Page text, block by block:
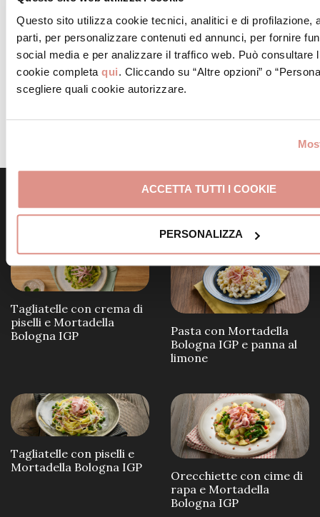
Questo sito utilizza cookie tecnici, analitici e di profilazione,
parti, per personalizzare contenuti ed annunci, per fornire
social media e per analizzare il traffico web. Può consultare
cookie completa qui. Cliccando su “Altre opzioni” o
scegliere quali cookie autorizzare.
ACCETTA TUTTI I COOKIE
PERSONALIZZA
STEP 5
Inserire le fette di Mortadella Bologna IGP e versare il
resto del composto. Cucinare il tutto come se fosse
una frittata. Appena si sarà formata la crosticina alla
Scopri altre ricette simili
Tagliatelle con crema di
piselli e Mortadella
Bologna IGP
Pasta con Mortadella
Bologna IGP e panna al
limone
Tagliatelle con piselli e
Mortadella Bologna IGP
Orecchiette con cime di
rapa e Mortadella
Bologna IGP